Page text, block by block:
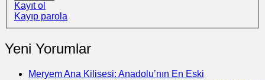
Kayıt ol
Kayıp parola
Yeni Yorumlar
Meryem Ana Kilisesi: Anadolu’nın En Eski